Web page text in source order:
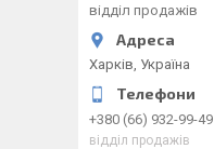
відділ продажів
Харків, Україна
+380 (66) 932-99-49
відділ продажів